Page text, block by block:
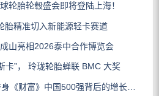
轮胎轮毂盛会即将登陆上海！
胎精准切入新能源轻卡赛道
山亮相2026泰中合作博览会
卡”， 玲珑轮胎蝉联 BMC 大奖
财富》中国500强背后的增长逻辑